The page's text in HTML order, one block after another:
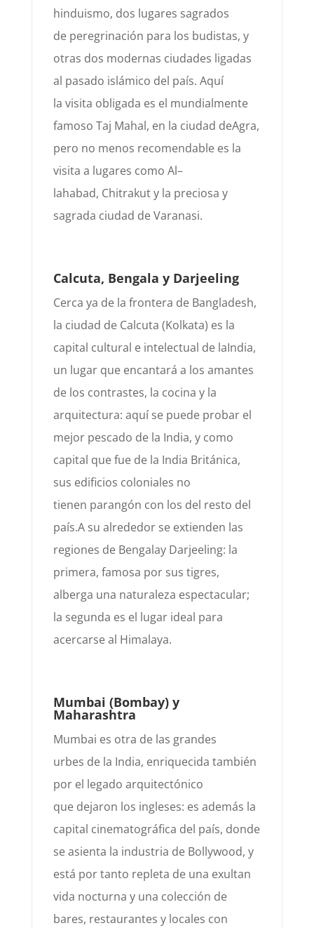
hinduismo, dos lugares sagrados
de peregrinación para los budistas, y
otras dos modernas ciudades ligadas
al pasado islámico del país. Aquí
la visita obligada es el mundialmente
famoso Taj Mahal, en la ciudad deAgra,
pero no menos recomendable es la
visita a lugares como Al–
lahabad, Chitrakuty la preciosa y
sagrada ciudad deVaranasi.
Calcuta, Bengala y Darjeeling
Cerca ya de la frontera de Bangladesh,
la ciudad de Calcuta (Kolkata) es la
capital cultural e intelectual de laIndia,
un lugar que encantará a los amantes
de los contrastes, la cocina y la
arquitectura: aquí se puede probar el
mejor pescado de la India, y como
capital que fue de la India Británica,
sus edificios coloniales no
tienen parangón con los del resto del
país.A su alrededor se extienden las
regiones de Bengalay Darjeeling: la
primera, famosa por sus tigres,
alberga una naturaleza espectacular;
la segunda es el lugar ideal para
acercarse al Himalaya.
Mumbai (Bombay) y
Maharashtra
Mumbai es otra de las grandes
urbes de la India, enriquecida también
por el legado arquitectónico
que dejaron los ingleses: es además la
capital cinematográfica del país, donde
se asienta la industria de Bollywood, y
está por tanto repleta de una exultan
vida nocturna y una colección de
bares, restaurantes y locales con